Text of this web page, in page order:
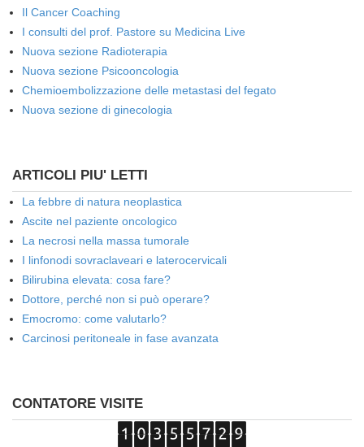
Il Cancer Coaching
I consulti del prof. Pastore su Medicina Live
Nuova sezione Radioterapia
Nuova sezione Psicooncologia
Chemioembolizzazione delle metastasi del fegato
Nuova sezione di ginecologia
ARTICOLI PIU' LETTI
La febbre di natura neoplastica
Ascite nel paziente oncologico
La necrosi nella massa tumorale
I linfonodi sovraclaveari e laterocervicali
Bilirubina elevata: cosa fare?
Dottore, perché non si può operare?
Emocromo: come valutarlo?
Carcinosi peritoneale in fase avanzata
CONTATORE VISITE